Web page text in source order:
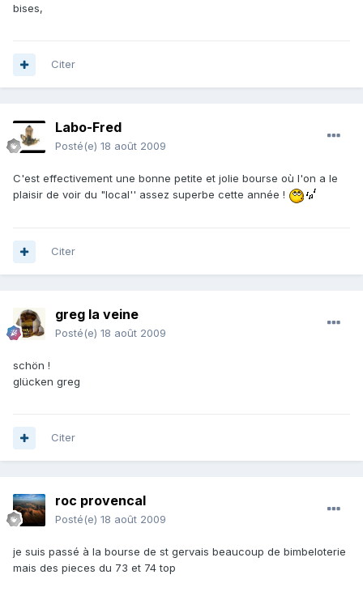
bises,
Citer
Labo-Fred
Posté(e) 18 août 2009
C'est effectivement une bonne petite et jolie bourse où l'on a le
plaisir de voir du "local'' assez superbe cette année !
Citer
greg la veine
Posté(e) 18 août 2009
schön !
glücken greg
Citer
roc provencal
Posté(e) 18 août 2009
je suis passé à la bourse de st gervais beaucoup de bimbeloterie
mais des pieces du 73 et 74 top